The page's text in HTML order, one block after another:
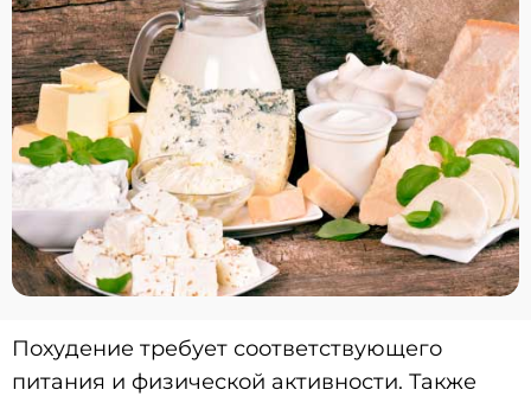
Похудение требует соответствующего
питания и физической активности. Также